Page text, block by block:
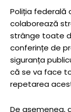
Poliția federală
colaborează
strânge toate
conferințe de
siguranța
că se va face
repetarea
De asemenea,